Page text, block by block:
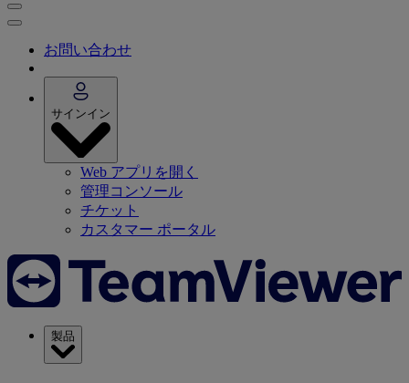
お問い合わせ
サインイン
Web アプリを開く
管理コンソール
チケット
カスタマー ポータル
製品